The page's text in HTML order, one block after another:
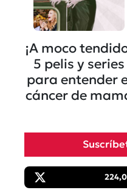
¡A moco
5 pelis y series
para entender
cáncer de